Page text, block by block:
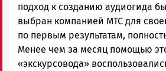
подход к созданию аудиогида
выбран компанией МТС для
по первым результатам,
Менее чем за месяц помощью
«экскурсовода»